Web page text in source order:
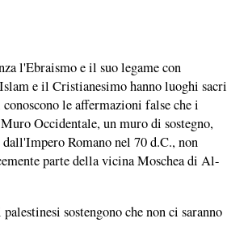
l'Ebraismo e il suo legame con
e il Cristianesimo hanno luoghi sacri
le affermazioni false che i
Occidentale, un muro di sostegno,
Romano nel 70 d.C., non
parte della vicina Moschea di Al-
sostengono che non ci saranno